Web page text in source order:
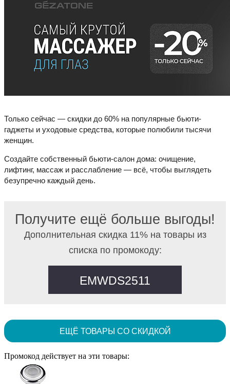
Только сейчас — скидки до 60% на популярные бьюти-
гаджеты и уходовые средства, которые полюбили тысячи
женщин.
Создайте собственный бьюти-салон дома: очищение,
лифтинг, массаж и расслабление — всё, чтобы выглядеть
безупречно каждый день.
Получите ещё больше выгоды!
Дополнительная скидка 11% на товары из
списка по промокоду:
EMWDS2511
ЕЩЁ ТОВАРЫ СО СКИДКОЙ
Промокод действует на эти товары: